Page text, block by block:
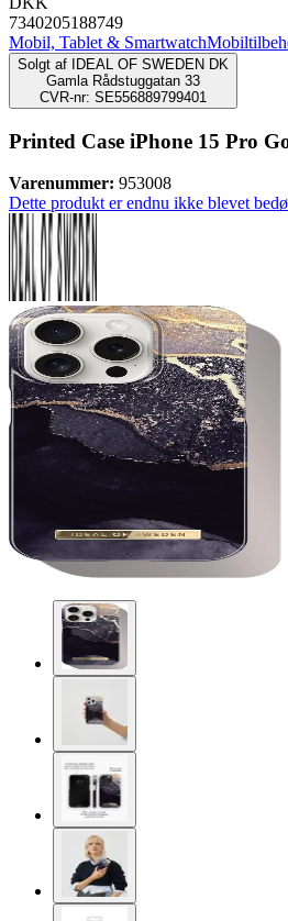
7340205188749
Mobil, Tablet & Smartwatch
Solgt af
IDEAL OF SWEDEN DK
Gamla Rådstuggatan 33
CVR-nr: SE556889799401
Printed Case iPhone 15 Pro
Varenummer: 953008
Dette produkt er endnu ikke blevet